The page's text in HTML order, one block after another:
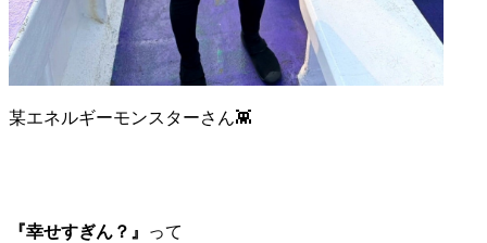
某エネルギーモンスターさん👾
『幸せすぎん？』 って